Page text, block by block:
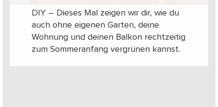
DIY – Dieses Mal zeigen wir dir, wie du
auch ohne eigenen Garten, deine
Wohnung und deinen Balkon rechtzeitig
zum Sommeranfang vergrünen kannst.